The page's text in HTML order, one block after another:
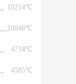
10214℃
10048℃
4734℃
4585℃